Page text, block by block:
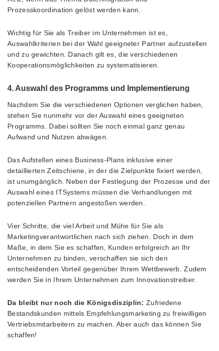
Prozesskoordination gelöst werden kann.
Wichtig für Sie als Treiber im Unternehmen ist es,
Auswahlkriterien bei der Wahl geeigneter Partner aufzustellen
und zu gewichten. Danach gilt es, die verschiedenen
Kooperationsmöglichkeiten zu systematisieren.
4. Auswahl des Programms und Implementierung
Nachdem Sie die verschiedenen Optionen verglichen haben,
stehen Sie nunmehr vor der Auswahl eines geeigneten
Programms. Dabei sollten Sie noch einmal ganz genau
Aufwand und Nutzen abwägen.
Das Aufstellen eines Business-Plans inklusive einer
detaillierten Zeitschiene, in der die Zielpunkte fixiert werden,
ist unumgänglich. Neben der Festlegung der Prozesse und der
Auswahl eines ITSystems müssen die Verhandlungen mit
potenziellen Partnern angestoßen werden.
Vier Schritte, die viel Arbeit und Mühe für Sie als
Marketingverantwortlichen nach sich ziehen. Doch in dem
Maße, in dem Sie es schaffen, Kunden erfolgreich an Ihr
Unternehmen zu binden, verschaffen sie sich den
entscheidenden Vorteil gegenüber Ihrem Wettbewerb. Zudem
werden Sie in Ihrem Unternehmen zum Innovationstreiber.
Da bleibt nur noch die Königsdisziplin: Zufriedene
Bestandskunden mittels Empfehlungsmarketing zu freiwilligen
Vertriebsmitarbeitern zu machen. Aber auch das können Sie
schaffen!